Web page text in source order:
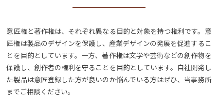
意匠権と著作権は、それぞれ異なる目的と対象を持つ権利です。意
匠権は製品のデザインを保護し、産業デザインの発展を促進するこ
とを目的としています。一方、著作権は文学や芸術などの創作物を
保護し、創作者の権利を守ることを目的としています。自社開発し
た製品は意匠登録した方が良いのか悩んでいる方はぜひ、当事務所
までご相談ください。